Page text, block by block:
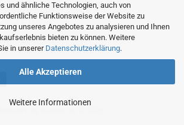
und ähnliche Technologien, auch von
Funktionsweise der Website zu
unseres Angebotes zu analysieren und Ihnen
bieten zu können. Weitere
in unserer Datenschutzerklärung.
Alle Akzeptieren
Weitere Informationen
1148 7570
eine E-Mail an: